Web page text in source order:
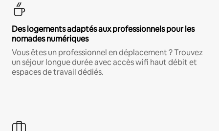
Des logements adaptés aux professionnels pour les
nomades numériques
Vous êtes un professionnel en déplacement ? Trouvez
un séjour longue durée avec accès wifi haut débit et
espaces de travail dédiés.